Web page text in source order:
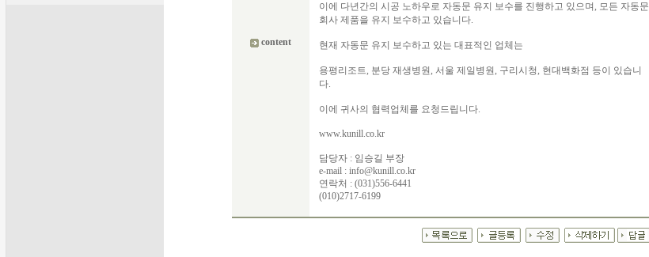
content
이에 다년간의 시공 노하우로 자동문 유지 보수를 진행하고 있으며, 모든 자동문
회사 제품을 유지 보수하고 있습니다.
현재 자동문 유지 보수하고 있는 대표적인 업체는
용평리조트, 분당 재생병원, 서울 제일병원, 구리시청, 현대백화점 등이 있습니
다.
이에 귀사의 협력업체를 요청드립니다.
www.kunill.co.kr
담당자 : 임승길 부장
e-mail : info@kunill.co.kr
연락처 : (031)556-6441
(010)2717-6199